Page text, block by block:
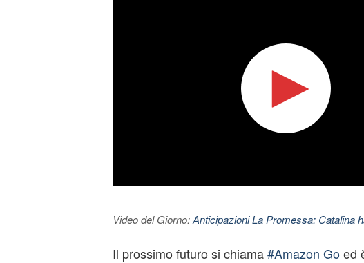
Video del Giorno:Anticipazioni La Promessa: Catalina
Il prossimo futuro si chiama#Amazon Goed